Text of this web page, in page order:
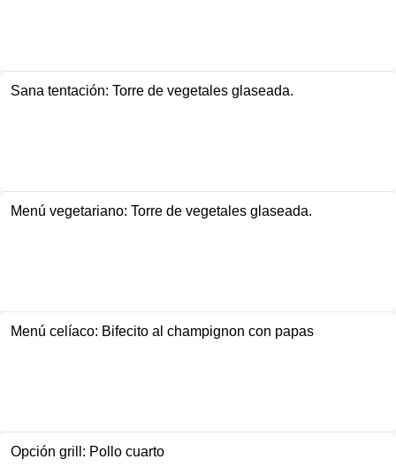
Sana tentación: Torre de vegetales glaseada.
Menú vegetariano: Torre de vegetales glaseada.
Menú celíaco: Bifecito al champignon con papas
Opción grill: Pollo cuarto